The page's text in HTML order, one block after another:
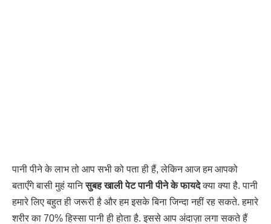
पानी पीने के लाभ तो आप सभी को पता ही हैं, लेकिन आज हम आपको
बताएँगे बासी मुहं यानिसुबह खाली पेट पानी पीने के फायदेक्या क्या है. पानी
हमारे लिए बहुत ही जरूरी है और हम इसके बिना जिन्दा नहीं रह सकते. हमारे
शरीर का 70% हिस्सा पानी ही होता है. इससे आप अंदाज़ा लगा सकते हैं